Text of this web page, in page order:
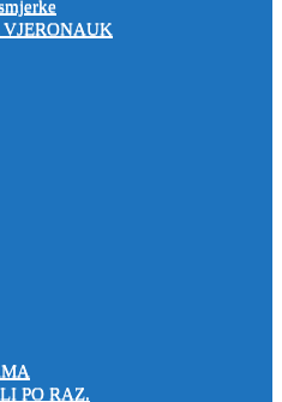
PO RAZ.